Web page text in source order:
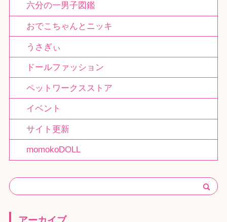
六分の一男子図鑑
おでこちゃんとニッキ
うさぎぃ
ドールファッション
ペットワークスストア
イベント
サイト更新
momokoDOLL